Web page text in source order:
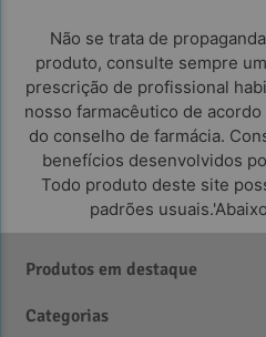
Não se trata de
produto, consulte sempre
prescrição de profissional
nosso farmacêutico de
do conselho de farmácia.
benefícios desenvolvidos
Todo produto deste site
padrões
Produtos em destaque
Categorias